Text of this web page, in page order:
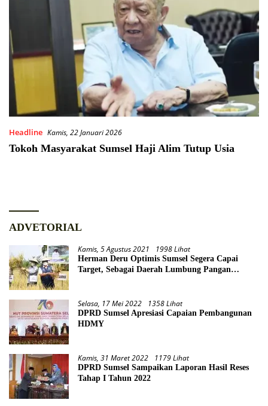
Headline Kamis, 22 Januari 2026
Tokoh Masyarakat Sumsel Haji Alim Tutup Usia
ADVETORIAL
Kamis, 5 Agustus 2021 1998 Lihat
Herman Deru Optimis Sumsel Segera Capai
Target, Sebagai Daerah Lumbung Pangan
Selasa, 17 Mei 2022 1358 Lihat
DPRD Sumsel Apresiasi Capaian Pembangunan
HDMY
Kamis, 31 Maret 2022 1179 Lihat
DPRD Sumsel Sampaikan Laporan Hasil Reses
Tahap I Tahun 2022